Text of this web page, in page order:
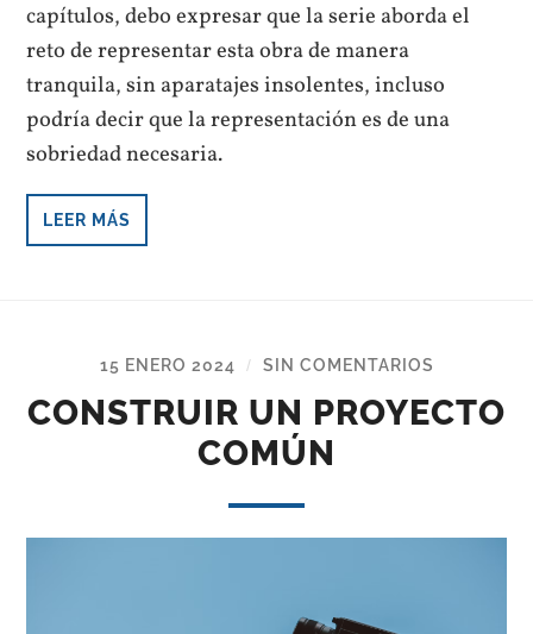
capítulos, debo expresar que la serie aborda el
reto de representar esta obra de manera
tranquila, sin aparatajes insolentes, incluso
podría decir que la representación es de una
sobriedad necesaria.
LEER MÁS
15 ENERO 2024 / SIN COMENTARIOS
CONSTRUIR UN PROYECTO
COMÚN